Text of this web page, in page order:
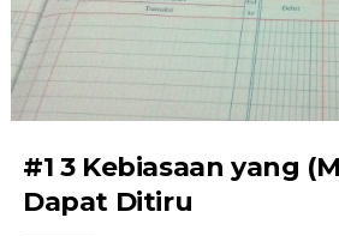
#1 3 Kebiasaan yang
Dapat Ditiru